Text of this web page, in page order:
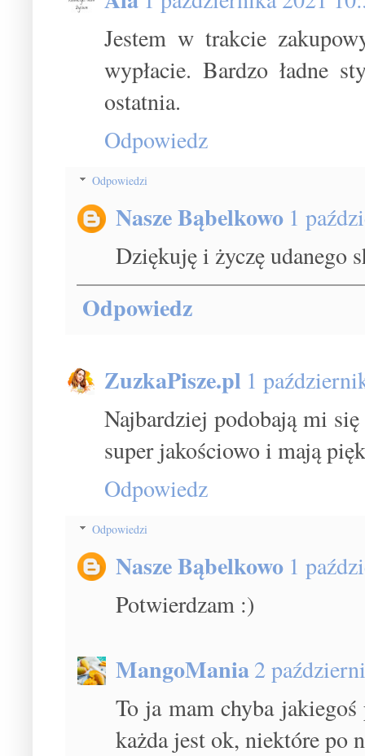
Jestem w trakcie
wypłacie. Bardzo ładne
ostatnia.
Odpowiedz
Odpowiedzi
Nasze Bąbelkowo 1
Dziękuję i życzę udanego
Odpowiedz
ZuzkaPisze.pl 1
Najbardziej podobają mi
super jakościowo i mają
Odpowiedz
Odpowiedzi
Nasze Bąbelkowo 1
Potwierdzam :)
MangoMania2
To ja mam chyba
każda jest ok, niektóre po